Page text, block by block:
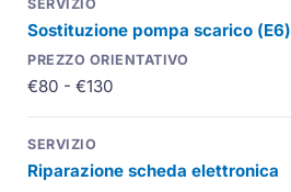
Sostituzione pompa scarico (E6)
€80 - €130
Riparazione scheda elettronica